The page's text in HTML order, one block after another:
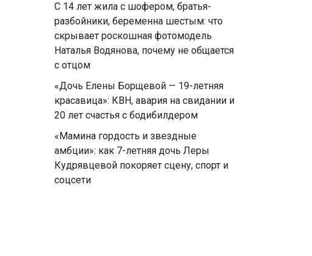
С 14 лет жила с шофером, братья-
разбойники, беременна шестым: что
скрывает роскошная фотомодель
Наталья Водянова, почему не общается
с отцом
«Дочь Елены Борщевой — 19-летняя
красавица»: КВН, авария на свидании и
20 лет счастья с бодибилдером
«Мамина гордость и звездные
амбции»: как 7-летняя дочь Леры
Кудрявцевой покоряет сцену, спорт и
соцсети